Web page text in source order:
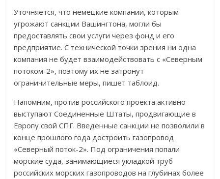
Уточняется, что немецкие компании, которым
угрожают санкции Вашингтона, могли бы
предоставлять свои услуги через фонд и его
предприятие. С технической точки зрения ни одна
компания не будет взаимодействовать с «Северным
потоком-2», поэтому их не затронут
ограничительные меры, пишет таблоид.
Напомним, против российского проекта активно
выступают Соединенные Штаты, продвигающие в
Европу свой СПГ. Введенные санкции не позволили в
конце прошлого года достроить газопровод
«Северный поток-2». Под ограничения попали
морские суда, занимающиеся укладкой труб
российских морских газопроводов на глубинах более